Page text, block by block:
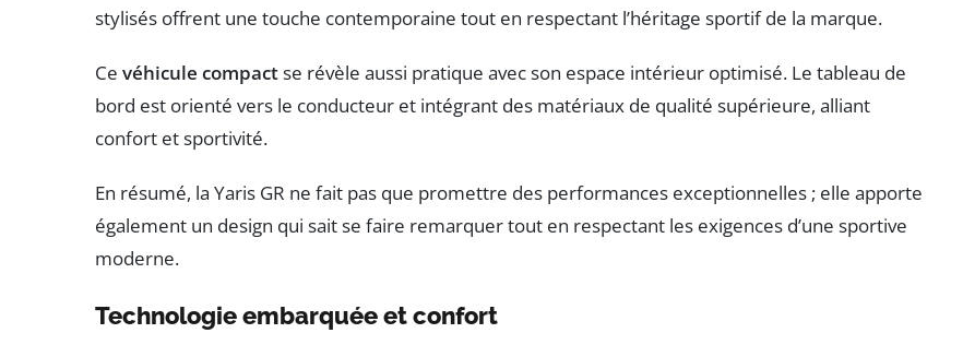
stylisés offrent une touche contemporaine tout en respectant l’héritage sportif de la marque.
Ce véhicule compactse révèle aussi pratique avec son espace intérieur optimisé. Le tableau de
bord est orienté vers le conducteur et intégrant des matériaux de qualité supérieure, alliant
confort et sportivité.
En résumé, la Yaris GR ne fait pas que promettre des performances exceptionnelles ; elle apporte
également un design qui sait se faire remarquer tout en respectant les exigences d’une sportive
moderne.
Technologie embarquée et confort